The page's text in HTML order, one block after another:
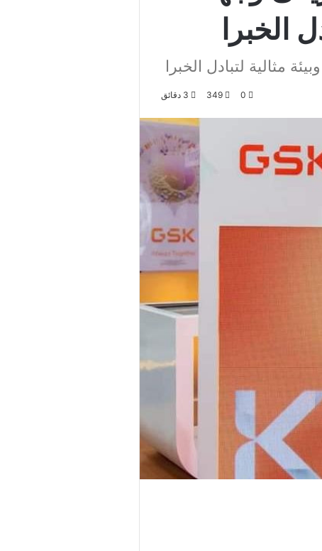
الخبرا
مثالية لتبادل الخبرا
0
349